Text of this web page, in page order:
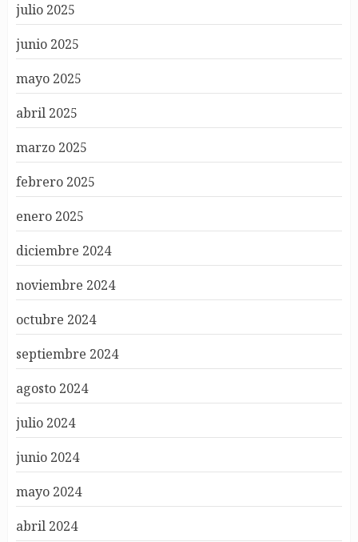
julio 2025
junio 2025
mayo 2025
abril 2025
marzo 2025
febrero 2025
enero 2025
diciembre 2024
noviembre 2024
octubre 2024
septiembre 2024
agosto 2024
julio 2024
junio 2024
mayo 2024
abril 2024